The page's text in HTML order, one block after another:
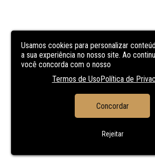
Usamos cookies para personalizar
a sua experiência no nosso site. Ao
você concorda com o nosso
Termos de UsoPolítica de
Concordar
Rejeitar